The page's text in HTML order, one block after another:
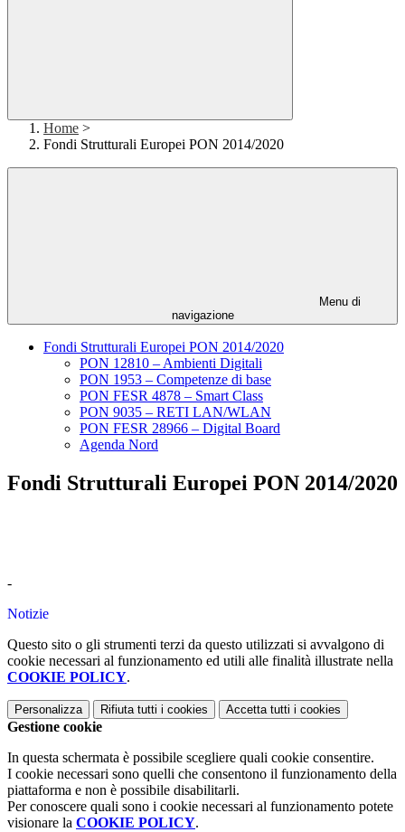
Home >
Fondi Strutturali Europei PON 2014/2020
Menu di
navigazione
Fondi Strutturali Europei PON 2014/2020
PON 12810 – Ambienti Digitali
PON 1953 – Competenze di base
PON FESR 4878 – Smart Class
PON 9035 – RETI LAN/WLAN
PON FESR 28966 – Digital Board
Agenda Nord
Fondi Strutturali Europei PON 2014/2020
-
Notizie
Questo sito o gli strumenti terzi da questo utilizzati si avvalgono di
cookie necessari al funzionamento ed utili alle finalità illustrate nella
COOKIE POLICY.
Personalizza Rifiuta tutti i cookies Accetta tutti i cookies
Gestione cookie
In questa schermata è possibile scegliere quali cookie consentire.
I cookie necessari sono quelli che consentono il funzionamento della
piattaforma e non è possibile disabilitarli.
Per conoscere quali sono i cookie necessari al funzionamento potete
visionare la COOKIE POLICY.